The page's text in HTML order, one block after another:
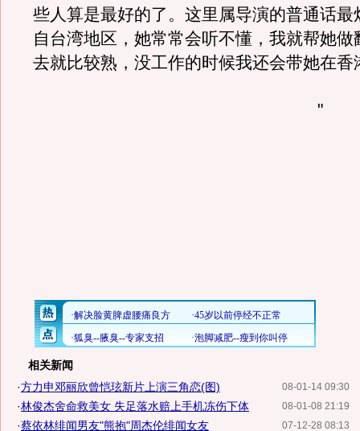
些人算是最好的了。这里属导演的普通话最
自台湾地区，她常常会听不懂，我就帮她做
去就比较熟，没工作的时候我还会带她在香
"
相关新闻
08-01-14 09:30
·方力申邓丽欣曾恺玹新片上演三角恋(图)
08-01-08 21:19
·林俊杰舍命救美女 失足落水赔上手机冻伤下体
07-12-28 08:13
·蔡依林绯闻男友"熊抱"周杰伦绯闻女友